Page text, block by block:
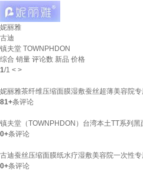
妮丽雅
古迪
镇夫堂 TOWNPHDON
综合 销量 评论数 新品 价格
1/1 < >
妮丽雅茶纤维压缩面膜湿敷蚕丝超薄美容院
81+条评论
镇夫堂（TOWNPHDON）台湾本土TT系列
0+条评论
古迪蚕丝压缩面膜纸水疗湿敷美容院一次性
0+条评论